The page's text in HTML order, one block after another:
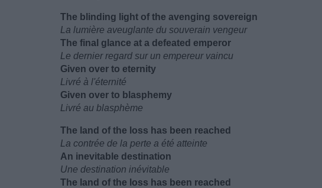
The blinding light of the avenging sovereign
La lumière aveuglante du souverain vengeur
The final glance at a defeated emperor
Le dernier regard sur un empereur vaincu
Given over to eternity
Livré à l'éternité
Given over to blasphemy
Livré au blasphème
The land of the loss has been reached
La contrée de la perte a été atteinte
An inevitable destination
Une destination inévitable
The land of the loss has been reached